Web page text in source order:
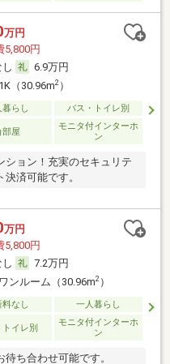
万円
5,800円
し
6.9万円
（30.96m2）
暮らし バス・トイレ別
部屋
モニタ付インターホ
ン
ション！充実のセキュリテ
済可能です。
万円
5,800円
し
7.2万円
ンルーム（30.96m2）
料なし 一人暮らし
トイレ別
モニタ付インターホ
ン
ち合わせ可能です。